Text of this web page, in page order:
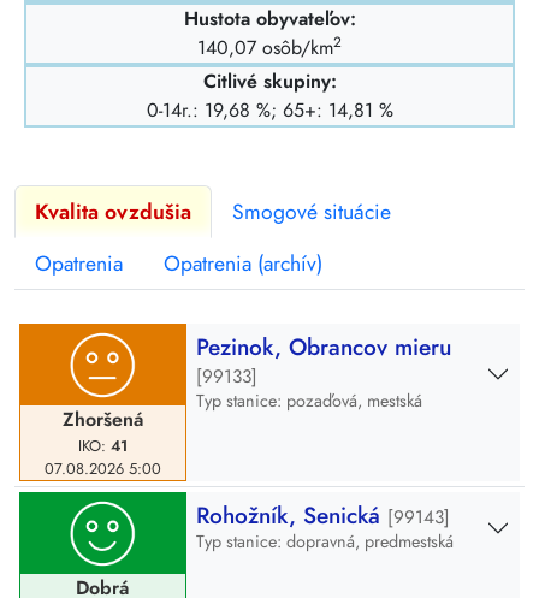
Hustota obyvateľov:
140,07 osôb/km2
Citlivé skupiny:
0-14r.: 19,68 %; 65+: 14,81 %
Kvalita ovzdušia
Smogové situácie
Opatrenia
Opatrenia (archív)
Zhoršená
IKO: 41
07.08.2026 5:00
Pezinok, Obrancov mieru
[99133]
Typ stanice: pozaďová, mestská
Dobrá
Rohožník, Senická [99143]
Typ stanice: dopravná, predmestská